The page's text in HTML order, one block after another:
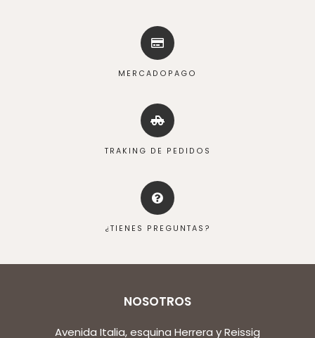
MERCADOPAGO
TRAKING DE PEDIDOS
¿TIENES PREGUNTAS?
NOSOTROS
Avenida Italia, esquina Herrera y Reissig